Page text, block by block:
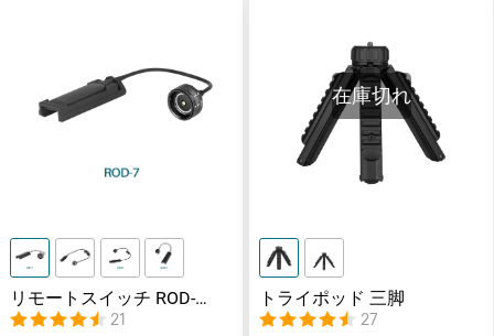
リモートスイッチ ROD-
7/sROD/sROD-7//RWX07
21
在庫切れ
トライポッド 三脚
27